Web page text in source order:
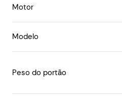
Motor
Modelo
Peso do portão